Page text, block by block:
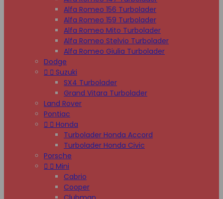
Alfa Romeo 156 Turbolader
Alfa Romeo 159 Turbolader
Alfa Romeo Mito Turbolader
Alfa Romeo Stelvio Turbolader
Alfa Romeo Giulia Turbolader
Dodge
  Suzuki
SX4 Turbolader
Grand Vitara Turbolader
Land Rover
Pontiac
  Honda
Turbolader Honda Accord
Turbolader Honda Civic
Porsche
  Mini
Cabrio
Cooper